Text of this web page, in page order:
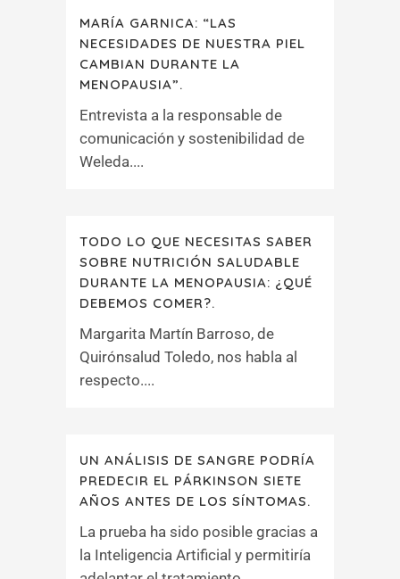
MARÍA GARNICA: “LAS
NECESIDADES DE NUESTRA PIEL
CAMBIAN DURANTE LA
MENOPAUSIA”.
Entrevista a la responsable de
comunicación y sostenibilidad de
Weleda....
TODO LO QUE NECESITAS SABER
SOBRE NUTRICIÓN SALUDABLE
DURANTE LA MENOPAUSIA: ¿QUÉ
DEBEMOS COMER?.
Margarita Martín Barroso, de
Quirónsalud Toledo, nos habla al
respecto....
UN ANÁLISIS DE SANGRE PODRÍA
PREDECIR EL PÁRKINSON SIETE
AÑOS ANTES DE LOS SÍNTOMAS.
La prueba ha sido posible gracias a
la Inteligencia Artificial y permitiría